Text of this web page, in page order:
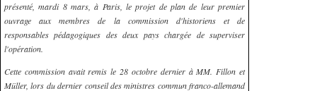
présenté, mardi 8 mars, à Paris, le projet de plan de leur premier
ouvrage aux membres de la commission d'historiens et de
responsables pédagogiques des deux pays chargée de superviser
l'opération.
Cette commission avait remis le 28 octobre dernier à MM. Fillon et
Müller, lors du dernier conseil des ministres commun franco-allemand